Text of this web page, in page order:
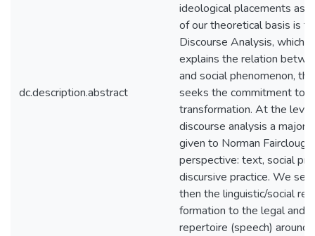
dc.description.abstract
ideological placements
of our theoretical basis is
Discourse Analysis, which
explains the relation
and social phenomenon,
seeks the commitment to
transformation. At the
discourse analysis a major
given to Norman
perspective: text, social
discursive practice. We
then the linguistic/social
formation to the legal and
repertoire (speech) around